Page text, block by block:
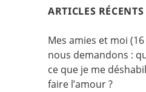
ARTICLES RÉCENTS
Mes amies et moi
nous demandons :
ce que je me
faire l’amour ?